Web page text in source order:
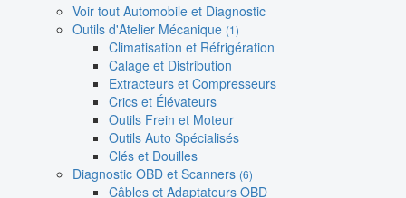
Voir tout Automobile et Diagnostic
Outils d'Atelier Mécanique (1)
Climatisation et Réfrigération
Calage et Distribution
Extracteurs et Compresseurs
Crics et Élévateurs
Outils Frein et Moteur
Outils Auto Spécialisés
Clés et Douilles
Diagnostic OBD et Scanners (6)
Câbles et Adaptateurs OBD